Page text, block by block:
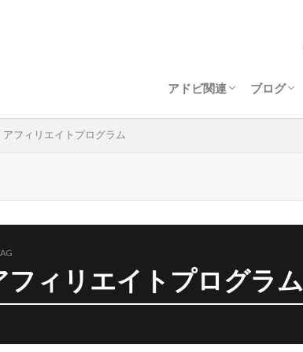
アドビ関連 ブログ
アフィリエイトプログラム
フィリエイトプログラム